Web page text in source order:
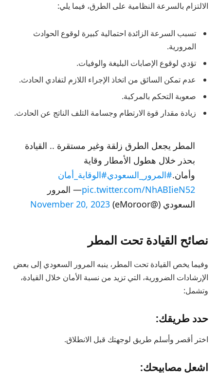
الالتزام بالسرعة النظامية على الطرق، فيما يلي:
تسبب السرعة الزائدة احتمالية كبيرة لوقوع الحوادث
المرورية.
تؤدي لوقوع الإصابات البليغة والوفيات.
عدم تمكن السائق من اتخاذ الإجراء اللازم لتفادي الحادث.
صعوبة التحكم بالمركبة.
زيادة مقدار قوة الارتطام وجسامة التلف الناتج عن الحادث.
المطر يجعل الطرق زلقة وغير مستقرة .. القيادة
بحذر خلال هطول الأمطار وقاية
وأمان.#المرور_السعودي#الوقاية_أمان
pic.twitter.com/NhABIieN52— المرور
السعودي (@eMoroor)
November 20, 2023
نصائح القيادة تحت المطر
وفيما يخص القيادة تحت المطر، ينبه المرور السعودي إلى بعض
الإرشادات الضرورية، التي تزيد من نسبة الأمان خلال القيادة،
وتشمل:
حدد طريقك:
اختر أقصر وأسلم طريق لوجهتك قبل الانطلاق.
اشعل مصابيحك: